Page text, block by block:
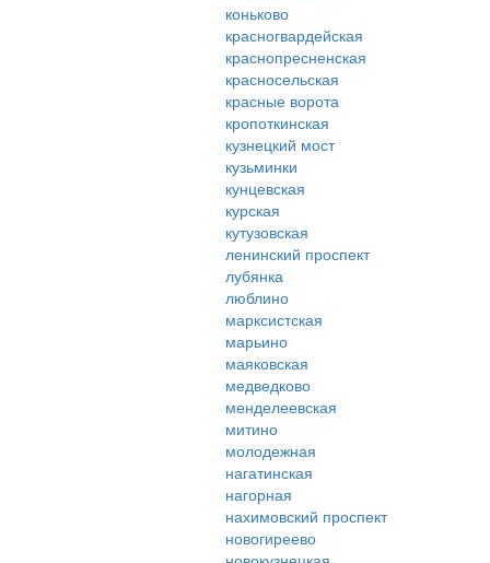
коньково
красногвардейская
краснопресненская
красносельская
красные ворота
кропоткинская
кузнецкий мост
кузьминки
кунцевская
курская
кутузовская
ленинский проспект
лубянка
люблино
марксистская
марьино
маяковская
медведково
менделеевская
митино
молодежная
нагатинская
нагорная
нахимовский проспект
новогиреево